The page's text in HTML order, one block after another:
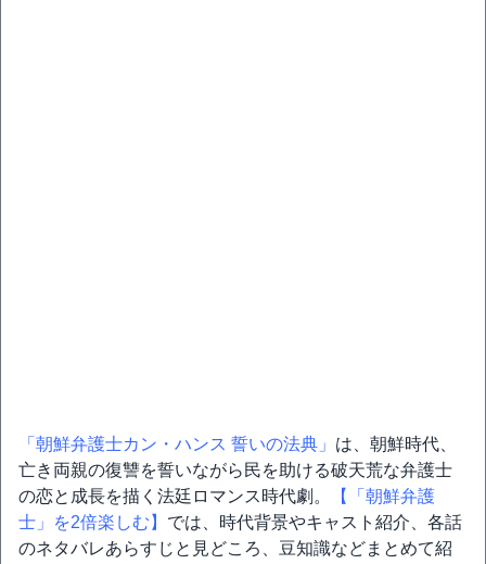
「朝鮮弁護士カン・ハンス 誓いの法典」 は、朝鮮時代、
亡き両親の復讐を誓いながら民を助ける破天荒な弁護士
の恋と成長を描く法廷ロマンス時代劇。
【「朝鮮弁護
士」を2倍楽しむ】 では、時代背景やキャスト紹介、各話
のネタバレあらすじと見どころ、豆知識などまとめて紹